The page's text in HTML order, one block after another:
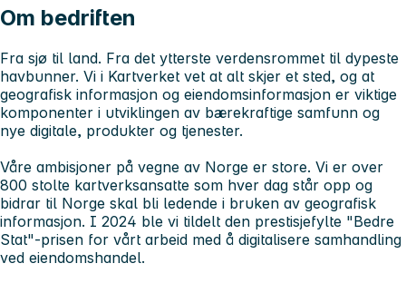
Om bedriften
Fra sjø til land. Fra det ytterste verdensrommet til dypeste
havbunner. Vi i Kartverket vet at alt skjer et sted, og at
geografisk informasjon og eiendomsinformasjon er viktige
komponenter i utviklingen av bærekraftige samfunn og
nye digitale, produkter og tjenester.
Våre ambisjoner på vegne av Norge er store. Vi er over
800 stolte kartverksansatte som hver dag står opp og
bidrar til Norge skal bli ledende i bruken av geografisk
informasjon. I 2024 ble vi tildelt den prestisjefylte "Bedre
Stat"-prisen for vårt arbeid med å digitalisere samhandling
ved eiendomshandel.